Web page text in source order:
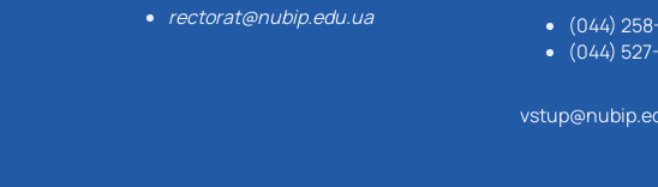
rectorat@nubip.edu.ua
(044)
(044)